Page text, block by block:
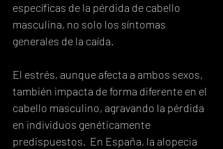
específicas de la pérdida de cabello
masculina, no solo los síntomas
generales de la caída.
El estrés, aunque afecta a ambos sexos,
también impacta de forma diferente en el
cabello masculino, agravando la pérdida
en individuos genéticamente
predispuestos.  En España, la alopecia